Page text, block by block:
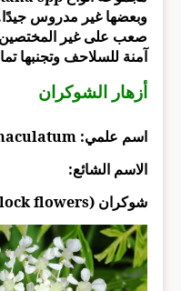
وبعضها غير مدروس جيدًا.
صعب على غير المختصين،
آمنة للسلاحف وتجنبها
أزهار الشوكران
اسم علمي: Conium maculatum
الاسم الشائع:
شوكران (Hemlock flowers)